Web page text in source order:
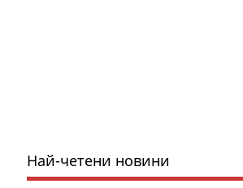
Най-четени новини